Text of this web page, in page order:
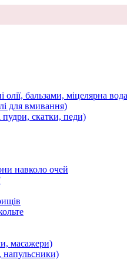
олії, бальзами, міцелярна
для вмивання)
пудри, скатки, педи)
навколо очей
масажери)
напульсники)